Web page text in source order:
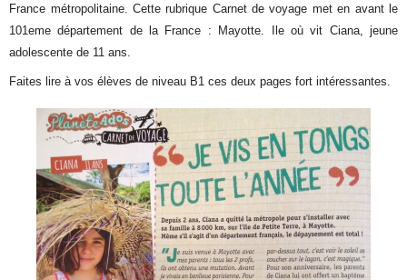
France métropolitaine. Cette rubrique Carnet de voyage met en avant le
101eme département de la France : Mayotte. Ile où vit Ciana, jeune
adolescente de 11 ans.
Faites lire à vos élèves de niveau B1 ces deux pages fort intéressantes.